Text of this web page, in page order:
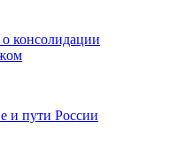
консолидации
и пути России